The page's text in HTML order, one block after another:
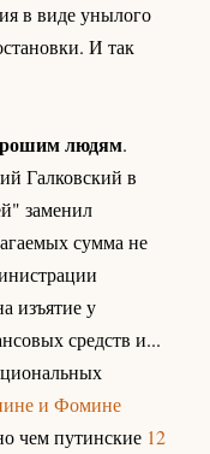
в виде унылого
И так
людям.
Галковский в
заменил
сумма не
изъятие у
средств и...
и Фомине
чем путинские 12